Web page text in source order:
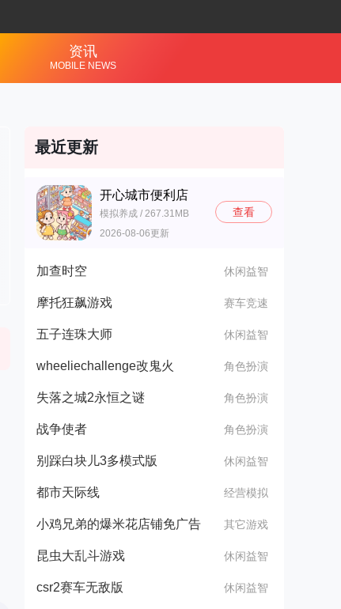
资讯
MOBILE NEWS
最近更新
开心城市便利店
模拟养成 / 267.31MB
2026-08-06更新
查看
加查时空 休闲益智
摩托狂飙游戏 赛车竞速
五子连珠大师 休闲益智
wheeliechallenge改鬼火 角色扮演
失落之城2永恒之谜 角色扮演
战争使者 角色扮演
别踩白块儿3多模式版 休闲益智
都市天际线 经营模拟
小鸡兄弟的爆米花店铺免广告 其它游戏
昆虫大乱斗游戏 休闲益智
csr2赛车无敌版 休闲益智